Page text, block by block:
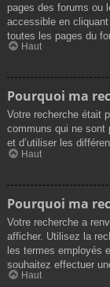
pages des forums ou
accessible en
toutes les pages du
Haut
Pourquoi ma
Votre recherche était
communs qui ne sont
et d’utiliser les
Haut
Pourquoi ma
Votre recherche a
afficher. Utilisez la
les termes employés
souhaitez effectuer
Haut